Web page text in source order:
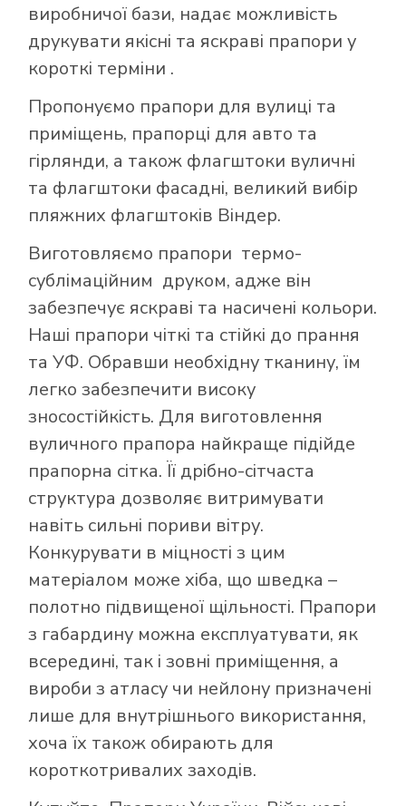
виробничої бази, надає можливість
друкувати якісні та яскраві прапори у
короткі терміни .
Пропонуємо прапори для вулиці та
приміщень, прапорці для авто та
гірлянди, а також флагштоки вуличні
та флагштоки фасадні, великий вибір
пляжних флагштоків Віндер.
Виготовляємо прапори термо-
сублімаційним друком, адже він
забезпечує яскраві та насичені кольори.
Наші прапори чіткі та стійкі до прання
та УФ. Обравши необхідну тканину, їм
легко забезпечити високу
зносостійкість. Для виготовлення
вуличного прапора найкраще підійде
прапорна сітка. Її дрібно-сітчаста
структура дозволяє витримувати
навіть сильні пориви вітру.
Конкурувати в міцності з цим
матеріалом може хіба, що шведка –
полотно підвищеної щільності. Прапори
з габардину можна експлуатувати, як
всередині, так і зовні приміщення, а
вироби з атласу чи нейлону призначені
лише для внутрішнього використання,
хоча їх також обирають для
короткотривалих заходів.